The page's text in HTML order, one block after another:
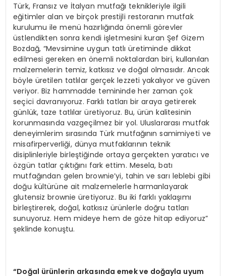
Türk, Fransız ve İtalyan mutfağı teknikleriyle ilgili
eğitimler alan ve birçok prestijli restoranın mutfak
kurulumu ile menü hazırlığında önemli görevler
üstlendikten sonra kendi işletmesini kuran Şef Gizem
Bozdağ, “Mevsimine uygun tatlı üretiminde dikkat
edilmesi gereken en önemli noktalardan biri, kullanılan
malzemelerin temiz, katkısız ve doğal olmasıdır. Ancak
böyle üretilen tatlılar gerçek lezzeti yakalıyor ve güven
veriyor. Biz hammadde temininde her zaman çok
seçici davranıyoruz. Farklı tatları bir araya getirerek
günlük, taze tatlılar üretiyoruz. Bu, ürün kalitesinin
korunmasında vazgeçilmez bir yol. Uluslararası mutfak
deneyimlerim sırasında Türk mutfağının samimiyeti ve
misafirperverliği, dünya mutfaklarının teknik
disiplinleriyle birleştiğinde ortaya gerçekten yaratıcı ve
özgün tatlar çıktığını fark ettim. Mesela, batı
mutfağından gelen brownie’yi, tahin ve sarı leblebi gibi
doğu kültürüne ait malzemelerle harmanlayarak
glutensiz brownie üretiyoruz. Bu iki farklı yaklaşımı
birleştirerek, doğal, katkısız ürünlerle doğru tatları
sunuyoruz. Hem mideye hem de göze hitap ediyoruz”
şeklinde konuştu.
“Doğal ürünlerin arkasında emek ve doğayla uyum